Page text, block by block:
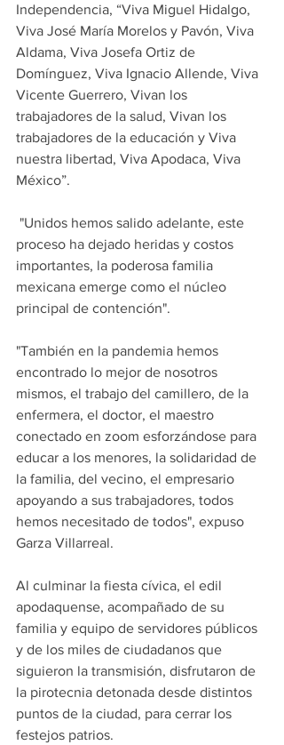
Independencia, “Viva Miguel Hidalgo,
Viva José María Morelos y Pavón, Viva
Aldama, Viva Josefa Ortiz de
Domínguez, Viva Ignacio Allende, Viva
Vicente Guerrero, Vivan los
trabajadores de la salud, Vivan los
trabajadores de la educación y Viva
nuestra libertad, Viva Apodaca, Viva
México”.
proceso ha dejado heridas y costos
importantes, la poderosa familia
mexicana emerge como el núcleo
principal de contención".
"También en la pandemia hemos
encontrado lo mejor de nosotros
mismos, el trabajo del camillero, de la
enfermera, el doctor, el maestro
conectado en zoom esforzándose para
educar a los menores, la solidaridad de
la familia, del vecino, el empresario
apoyando a sus trabajadores, todos
hemos necesitado de todos", expuso
Garza Villarreal.
Al culminar la fiesta cívica, el edil
apodaquense, acompañado de su
familia y equipo de servidores públicos
y de los miles de ciudadanos que
siguieron la transmisión, disfrutaron de
la pirotecnia detonada desde distintos
puntos de la ciudad, para cerrar los
festejos patrios.